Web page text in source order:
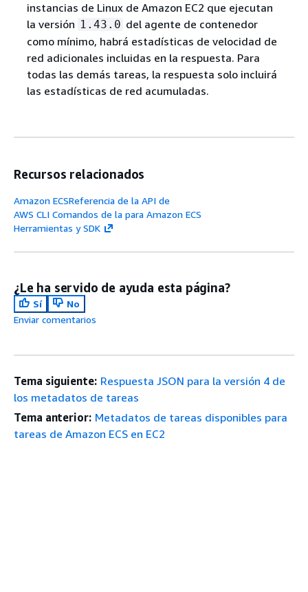
instancias de Linux de Amazon EC2 que ejecutan
la versión 1.43.0 del agente de contenedor
como mínimo, habrá estadísticas de velocidad de
red adicionales incluidas en la respuesta. Para
todas las demás tareas, la respuesta solo incluirá
las estadísticas de red acumuladas.
Recursos relacionados
Amazon ECSReferencia de la API de
AWS CLI Comandos de la para Amazon ECS
Herramientas y SDK
¿Le ha servido de ayuda esta página?
Sí
No
Enviar comentarios
Tema siguiente: Respuesta JSON para la versión 4 de
los metadatos de tareas
Tema anterior: Metadatos de tareas disponibles para
tareas de Amazon ECS en EC2